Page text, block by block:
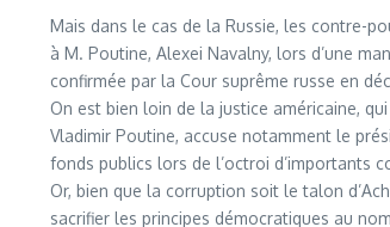
Mais dans le cas de la Russie, les contre-
à M. Poutine, Alexei Navalny, lors d’une
confirmée par la Cour suprême russe en
On est bien loin de la justice américaine,
Vladimir Poutine, accuse notamment le
fonds publics lors de l’octroi d’importants
Or, bien que la corruption soit le talon
sacrifier les principes démocratiques au